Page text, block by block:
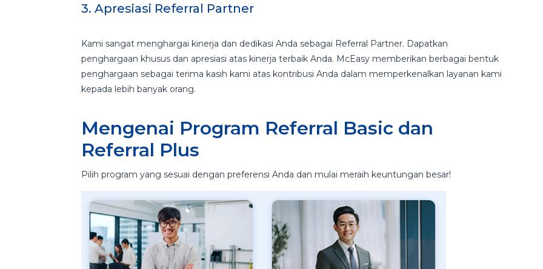
3. Apresiasi Referral Partner
Kami sangat menghargai kinerja dan dedikasi Anda sebagai Referral Partner. Dapatkan
penghargaan khusus dan apresiasi atas kinerja terbaik Anda. McEasy memberikan berbagai bentuk
penghargaan sebagai terima kasih kami atas kontribusi Anda dalam memperkenalkan layanan kami
kepada lebih banyak orang.
Mengenai Program Referral Basic dan
Referral Plus
Pilih program yang sesuai dengan preferensi Anda dan mulai meraih keuntungan besar!